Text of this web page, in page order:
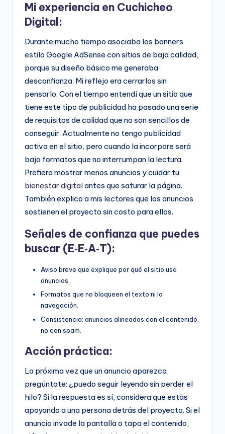
Mi experiencia en Cuchicheo
Digital:
Durante mucho tiempo asociaba los banners
estilo Google AdSense con sitios de baja calidad,
porque su diseño básico me generaba
desconfianza. Mi reflejo era cerrarlos sin
pensarlo. Con el tiempo entendí que un sitio que
tiene este tipo de publicidad ha pasado una serie
de requisitos de calidad que no son sencillos de
conseguir. Actualmente no tengo publicidad
activa en el sitio, pero cuando la incorpore será
bajo formatos que no interrumpan la lectura.
Prefiero mostrar menos anuncios y cuidar tu
bienestar digitalantes que saturar la página.
También explico a mis lectores que los anuncios
sostienen el proyecto sin costo para ellos.
Señales de confianza que puedes
buscar (E‑E‑A‑T):
Aviso breve que explique por qué el sitio usa
anuncios.
Formatos que no bloqueen el texto ni la
navegación.
Consistencia: anuncios alineados con el contenido,
no con spam.
Acción práctica:
La próxima vez que un anuncio aparezca,
pregúntate: ¿puedo seguir leyendo sin perder el
hilo? Si la respuesta es sí, considera que estás
apoyando a una persona detrás del proyecto. Si el
anuncio invade la pantalla o tapa el contenido,